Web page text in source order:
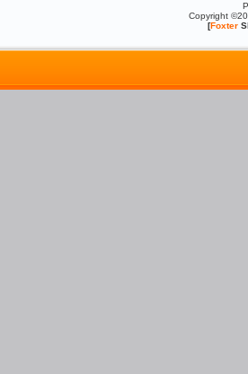
Copyright
[Foxter